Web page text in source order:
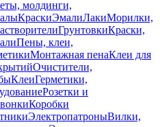
молдинги,
КраскиЭмалиЛакиМорилки,
ГрунтовкиКраски,
Пены, клеи,
Монтажная пенаКлеи для
Очистители,
КлеиГерметики,
Розетки и
Коробки
ЭлектропатроныВилки,